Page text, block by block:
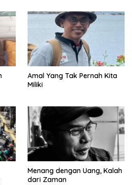
Amal Yang Tak Pernah Kita
Miliki
Menang dengan Uang, Kalah
dari Zaman